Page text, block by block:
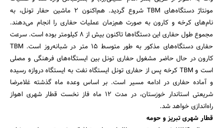
مونتاژ دستگاه‌های TBM شروع گردید. هم‌اکنون 2 ماشین حفار تونل، به
نام‌های کرخه و کارون به صورت هم‌زمان عملیات حفاری را انجام می‌دهند.
مجموع طول حفاری این دستگاه‌ها تاکنون بیش از 8 کیلومتر بوده است. سرعت
حفاری دستگاه‌های مذکور به طور متوسط 15 متر در شبانه‌روز است. TBM
کارون در حال حاضر مشغول حفاری تونل بین ایستگاه‌های فرهنگی و مصلی
است و TBM کرخه پس از حفاری تونل ایستگاه نفت به ایستگاه دروازه رسیده
و آماده حفاری در ادامه مسیر است. بر اساس وعده ماه گذشته غلامرضا
شریعتی استاندار خوزستان، در مدت 12 ماه فاز نخست قطار شهری اهواز
راه‌اندازی خواهد شد.
قطار شهری تبریز و حومه